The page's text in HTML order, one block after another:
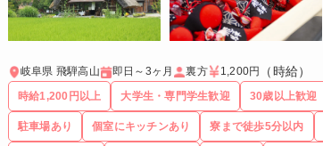
岐阜県 飛騨高山 即日～3ヶ月 裏方 1,200円 （時給）
時給1,200円以上 大学生・専門学生歓迎 30歳以上歓迎
駐車場あり 個室にキッチンあり 寮まで徒歩5分以内